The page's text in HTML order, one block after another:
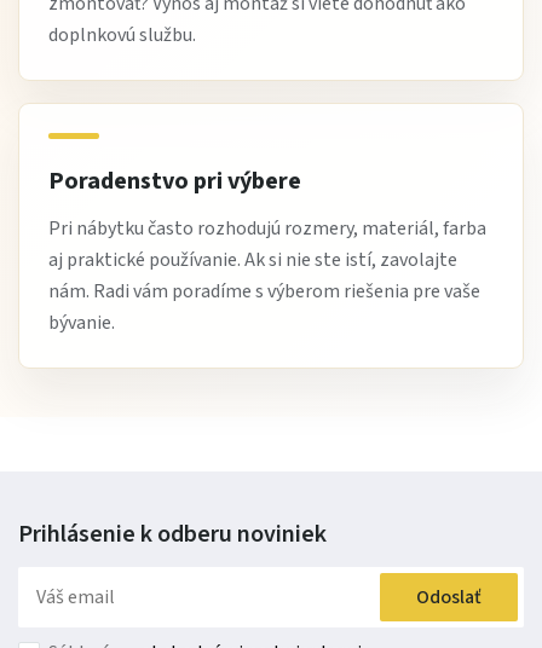
doplnkovú službu.
Poradenstvo pri výbere
Pri nábytku často rozhodujú rozmery, materiál, farba
aj praktické používanie. Ak si nie ste istí, zavolajte
nám. Radi vám poradíme s výberom riešenia pre vaše
bývanie.
Prihlásenie k odberu noviniek
Odoslať